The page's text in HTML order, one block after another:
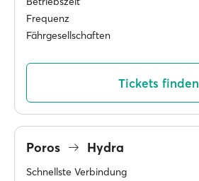
Frequenz
Fährgesellschaften
Tickets finden
Poros Hydra
Schnellste Verbindung